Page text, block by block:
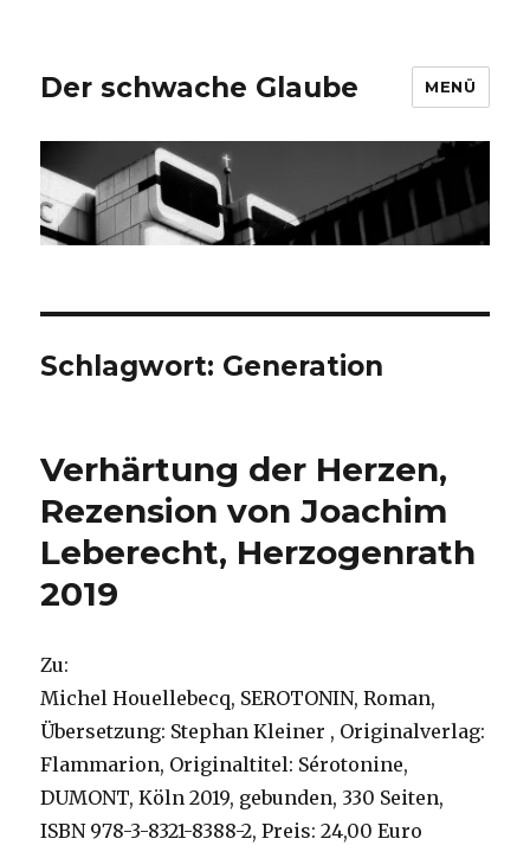
Der schwache Glaube MENÜ
Schlagwort: Generation
Verhärtung der Herzen,
Rezension von Joachim
Leberecht, Herzogenrath
2019
Zu:
Michel Houellebecq, SEROTONIN, Roman,
Übersetzung: Stephan Kleiner , Originalverlag:
Flammarion, Originaltitel: Sérotonine,
DUMONT, Köln 2019, gebunden, 330 Seiten,
ISBN 978-3-8321-8388-2, Preis: 24,00 Euro